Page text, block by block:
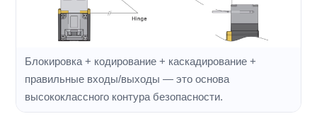
Блокировка + кодирование + каскадирование +
правильные входы/выходы — это основа
высококлассного контура безопасности.